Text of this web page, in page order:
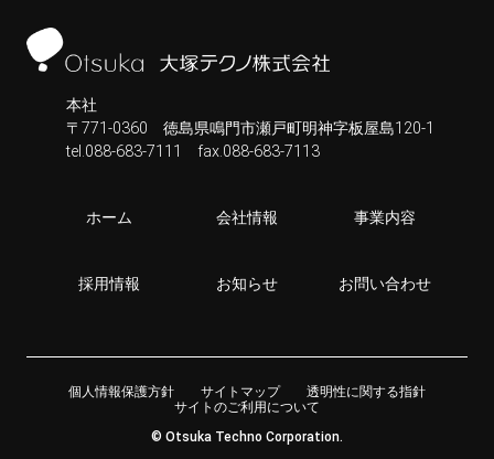
本社
〒771-0360 徳島県鳴門市瀬戸町明神字板屋島120-1
tel.088-683-7111
fax.088-683-7113
ホーム 会社情報 事業内容
採用情報 お知らせ お問い合わせ
個人情報保護方針 サイトマップ
透明性に関する指針
サイトのご利用について
© Otsuka Techno Corporation.